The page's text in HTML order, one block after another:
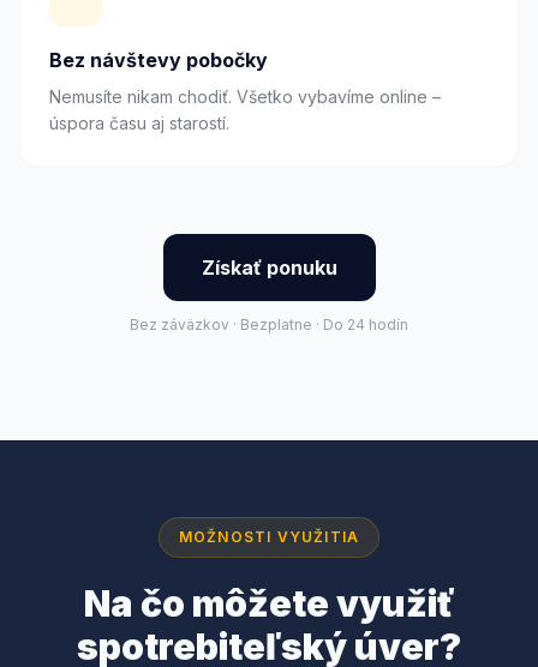
Bez návštevy pobočky
Nemusíte nikam chodiť. Všetko vybavíme online –
úspora času aj starostí.
Získať ponuku
Bez záväzkov · Bezplatne · Do 24 hodín
MOŽNOSTI VYUŽITIA
Na čo môžete využiť
spotrebiteľský úver?